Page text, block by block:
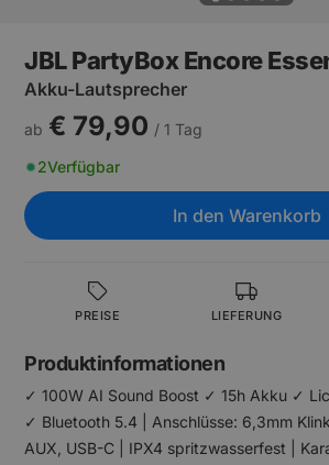
JBL PartyBox Encore
Akku-Lautsprecher
ab € 79,90 / 1 Tag
2Verfügbar
In den Warenkorb
PREISE LIEFERUNG
Produktinformationen
✓ 100W AI Sound Boost ✓ 15h Akku ✓
✓ Bluetooth 5.4 | Anschlüsse: 6,3mm
AUX, USB-C | IPX4 spritzwasserfest |